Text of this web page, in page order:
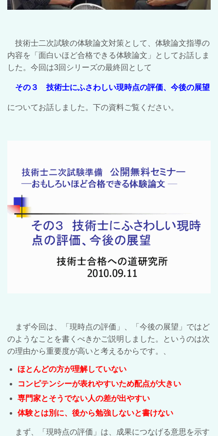
技術士二次試験の体験論文対策として、体験論文指導の
内容を「面白いほど合格できる体験論文」としてお話しま
した。今回は3回シリーズの最終回として
その３ 技術士にふさわしい現時点の評価、今後の展望
についてお話しました。下の資料ご覧ください。
まず今回は、「現時点の評価」、「今後の展望」ではど
のようなことを書くべきかご説明しました。というのは次
の理由から重要度が高いと考えるからです。、
ほとんどの方が理解していない
コンピテンシーが表れやすいため配点が大きい
専門家とそうでない人の差が出やすい
体験とは別に、後から勉強しないと書けない
まず、「現時点の評価」は、成果につなげる意思を示す